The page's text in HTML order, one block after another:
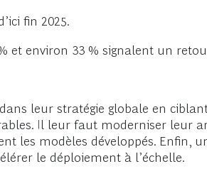
fin 2025.
et environ 33 % signalent un
leur stratégie globale en ciblant
Il leur faut moderniser leur
les modèles développés. Enfin,
le déploiement à l’échelle.